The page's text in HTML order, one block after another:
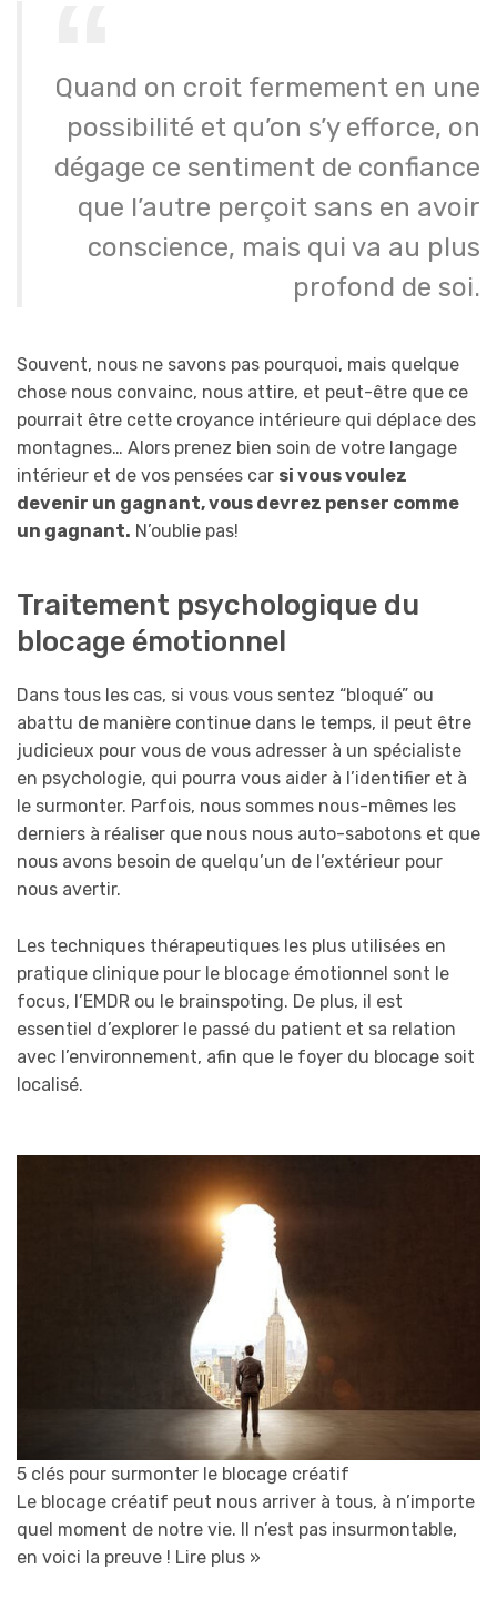
Quand on croit fermement en une
possibilité et qu’on s’y efforce, on
dégage ce sentiment de confiance
que l’autre perçoit sans en avoir
conscience, mais qui va au plus
profond de soi.
Souvent, nous ne savons pas pourquoi, mais quelque
chose nous convainc, nous attire, et peut-être que ce
pourrait être cette croyance intérieure qui déplace des
montagnes… Alors prenez bien soin de votre langage
intérieur et de vos pensées car si vous voulez
devenir un gagnant, vous devrez penser comme
un gagnant. N’oublie pas!
Traitement psychologique du
blocage émotionnel
Dans tous les cas, si vous vous sentez “bloqué” ou
abattu de manière continue dans le temps, il peut être
judicieux pour vous de vous adresser à un spécialiste
en psychologie, qui pourra vous aider à l’identifier et à
le surmonter. Parfois, nous sommes nous-mêmes les
derniers à réaliser que nous nous auto-sabotons et que
nous avons besoin de quelqu’un de l’extérieur pour
nous avertir.
Les techniques thérapeutiques les plus utilisées en
pratique clinique pour le blocage émotionnel sont le
focus, l’EMDR ou le brainspoting. De plus, il est
essentiel d’explorer le passé du patient et sa relation
avec l’environnement, afin que le foyer du blocage soit
localisé.
5 clés pour surmonter le blocage créatif
Le blocage créatif peut nous arriver à tous, à n’importe
quel moment de notre vie. Il n’est pas insurmontable,
en voici la preuve ! Lire plus »